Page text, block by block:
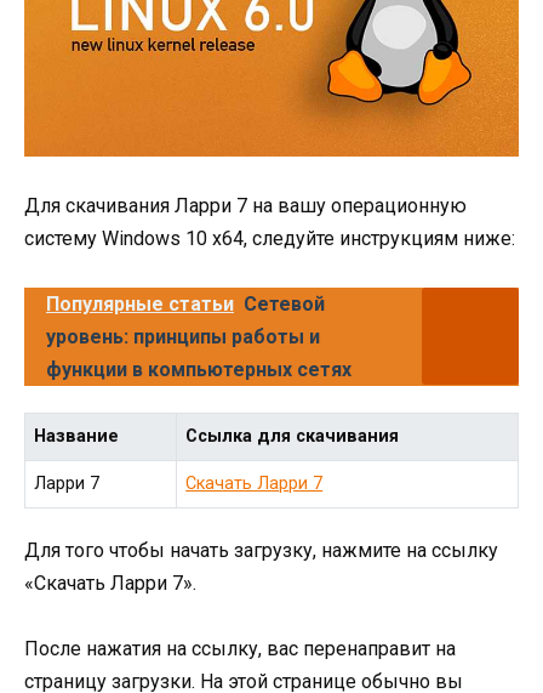
Для скачивания Ларри 7 на вашу операционную
систему Windows 10 x64, следуйте инструкциям ниже:
Популярные статьи Сетевой
уровень: принципы работы и
функции в компьютерных сетях
Название Ссылка для скачивания
Ларри 7 Скачать Ларри 7
Для того чтобы начать загрузку, нажмите на ссылку
«Скачать Ларри 7».
После нажатия на ссылку, вас перенаправит на
страницу загрузки. На этой странице обычно вы